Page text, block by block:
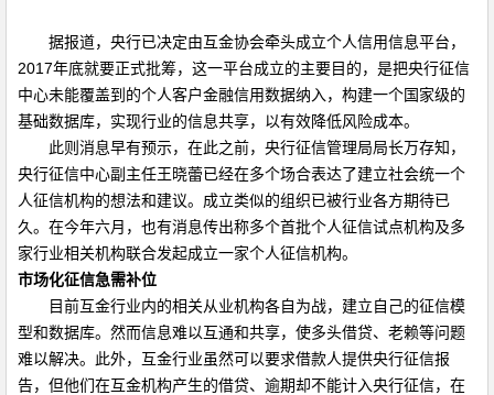
据报道，央行已决定由互金协会牵头成立个人信用信息平台，
2017年底就要正式批筹，这一平台成立的主要目的，是把央行征信
中心未能覆盖到的个人客户金融信用数据纳入，构建一个国家级的
基础数据库，实现行业的信息共享，以有效降低风险成本。
此则消息早有预示，在此之前，央行征信管理局局长万存知，
央行征信中心副主任王晓蕾已经在多个场合表达了建立社会统一个
人征信机构的想法和建议。成立类似的组织已被行业各方期待已
久。在今年六月，也有消息传出称多个首批个人征信试点机构及多
家行业相关机构联合发起成立一家个人征信机构。
市场化征信急需补位
目前互金行业内的相关从业机构各自为战，建立自己的征信模
型和数据库。然而信息难以互通和共享，使多头借贷、老赖等问题
难以解决。此外，互金行业虽然可以要求借款人提供央行征信报
告，但他们在互金机构产生的借贷、逾期却不能计入央行征信，在